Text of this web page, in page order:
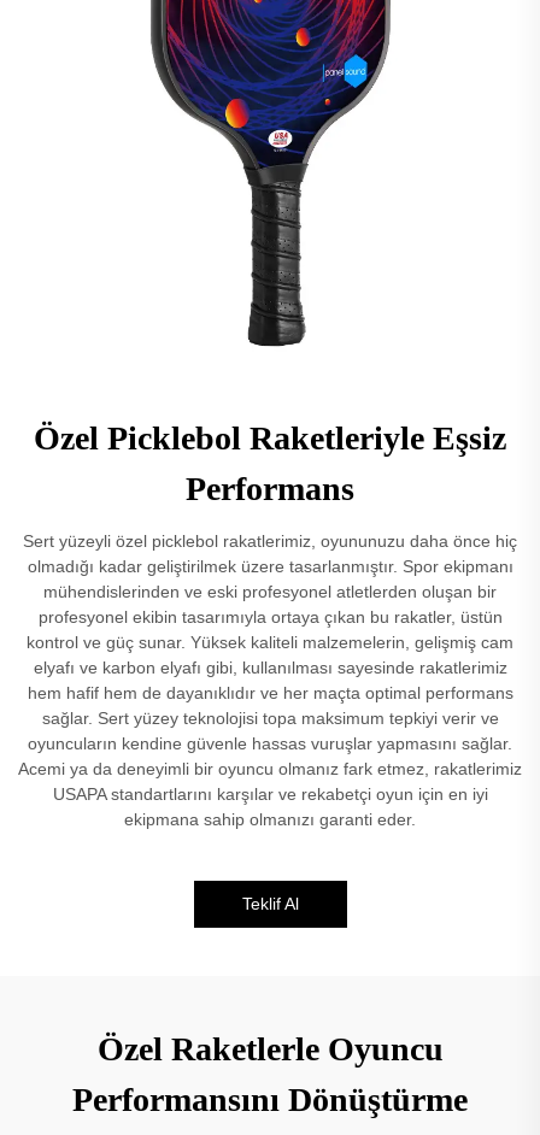
Özel Picklebol Raketleriyle Eşsiz
Performans
Sert yüzeyli özel picklebol rakatlerimiz, oyununuzu daha önce hiç
olmadığı kadar geliştirilmek üzere tasarlanmıştır. Spor ekipmanı
mühendislerinden ve eski profesyonel atletlerden oluşan bir
profesyonel ekibin tasarımıyla ortaya çıkan bu rakatler, üstün
kontrol ve güç sunar. Yüksek kaliteli malzemelerin, gelişmiş cam
elyafı ve karbon elyafı gibi, kullanılması sayesinde rakatlerimiz
hem hafif hem de dayanıklıdır ve her maçta optimal performans
sağlar. Sert yüzey teknolojisi topa maksimum tepkiyi verir ve
oyuncuların kendine güvenle hassas vuruşlar yapmasını sağlar.
Acemi ya da deneyimli bir oyuncu olmanız fark etmez, rakatlerimiz
USAPA standartlarını karşılar ve rekabetçi oyun için en iyi
ekipmana sahip olmanızı garanti eder.
Teklif Al
Özel Raketlerle Oyuncu
Performansını Dönüştürme